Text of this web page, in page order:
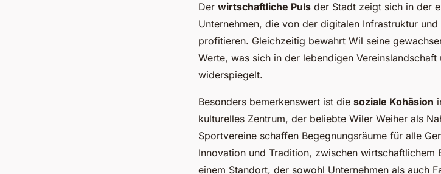
Der wirtschaftliche Puls der Stadt zeigt sich in der
Unternehmen, die von der digitalen Infrastruktur
profitieren. Gleichzeitig bewahrt Wil seine
Werte, was sich in der lebendigen
widerspiegelt.
Besonders bemerkenswert ist die soziale Kohäsion
kulturelles Zentrum, der beliebte Wiler Weiher als
Sportvereine schaffen Begegnungsräume für alle
Innovation und Tradition, zwischen
einem Standort, der sowohl Unternehmen als auch